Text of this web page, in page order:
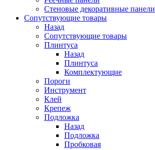
Стеновые декоративные панели
Сопутствующие товары
Назад
Сопутствующие товары
Плинтуса
Назад
Плинтуса
Комплектующие
Пороги
Инструмент
Клей
Крепеж
Подложка
Назад
Подложка
Пробковая